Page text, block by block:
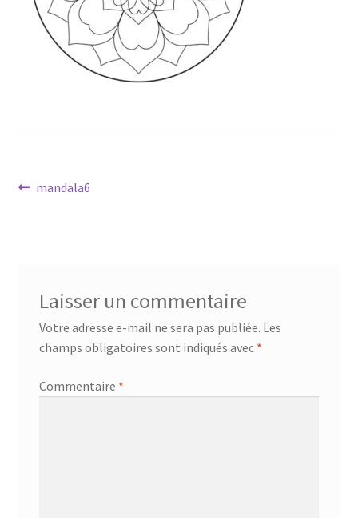
Mandalathèque
Me contacter
Vidéos
Navigation
Article
mandala6
Laisser un commentaire
Votre adresse e-mail ne sera pas publiée. Les
champs obligatoires sont indiqués avec *
Commentaire *